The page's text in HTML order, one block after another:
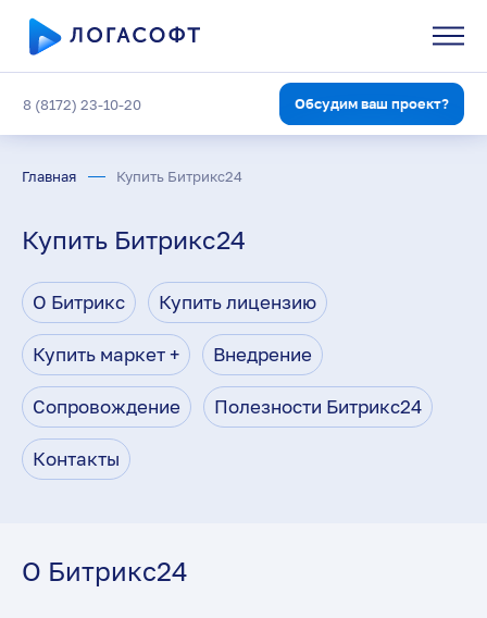
8 (8172) 23-10-20 Обсудим ваш проект?
Главная Купить Битрикс24
Купить Битрикс24
О Битрикс Купить лицензию
Купить маркет + Внедрение
Сопровождение Полезности Битрикс24
Контакты
О Битрикс24